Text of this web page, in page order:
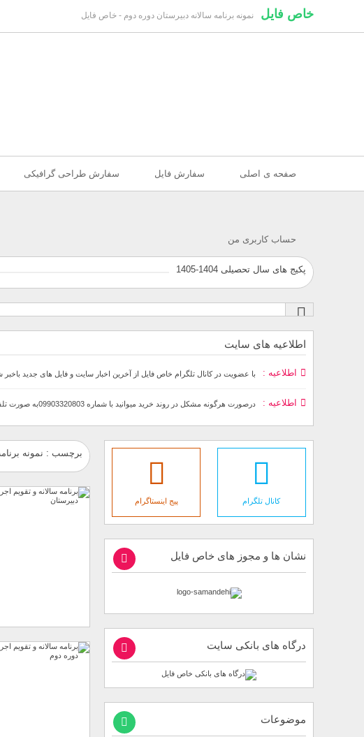
خاص فایل نمونه برنامه سالانه دبیرستان دوره دوم - خاص فایل
صفحه ی اصلی سفارش فایل سفارش طراحی گرافیکی
حساب کاربری من
پکیج های سال تحصیلی 1404-1405
اطلاعیه های سایت
اطلاعیه با عضویت در کانال تلگرام خاص فایل از آخرین اخبار سایت و فایل های جدید باخبر
اطلاعیه درصورت هرگونه مشکل در روند خرید میوانید با شماره 09903320803به صورت تلفنی٬پیامکی و تلگرامی در ارتباط باشید
برچسب : نمونه
کانال تلگرام پیج اینستاگرام
نشان ها و مجوز های خاص فایل
درگاه های بانکی سایت
موضوعات